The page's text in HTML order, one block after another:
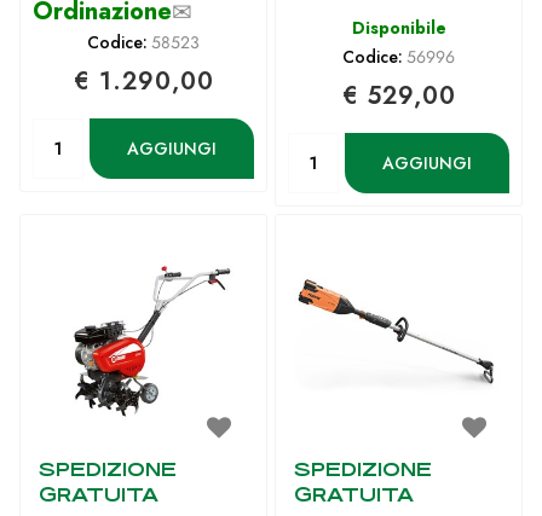
Ordinazione✉
Codice: 58523
€ 1.290,00
AGGIUNGI
Disponibile
Codice: 56996
€ 529,00
AGGIUNGI
SPEDIZIONE
GRATUITA
SPEDIZIONE
GRATUITA